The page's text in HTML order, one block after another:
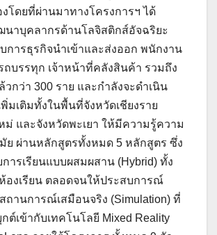
โดยที่ผ่านมาทางโครงการฯ ได้
นาบุคลากรด้านโลจิสติกส์อัจฉริยะ
การธุรกิจนำเข้าและส่งออก พนักงาน
ถบรรทุก เจ้าหน้าที่คลังสินค้า รวมถึง
กว่า 300 ราย และกำลังจะดำเนิน
มเติมทั้งในพื้นที่จังหวัดเชียงราย
ม่ และจังหวัดพะเยา ให้มีความรู้ความ
ย ผ่านหลักสูตรทั้งหมด 5 หลักสูตร ซึ่ง
ารเรียนแบบผสมผสาน (Hybrid) ทั้ง
องเรียน ตลอดจนให้ประสบการณ์
ถานการณ์เสมือนจริง (Simulation) ที่
ต์เข้ากับเทคโนโลยี Mixed Reality